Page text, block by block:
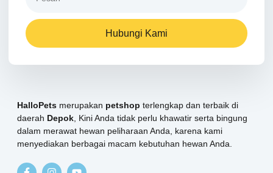
Hubungi Kami
HalloPets merupakan petshop terlengkap dan terbaik di
daerah Depok, Kini Anda tidak perlu khawatir serta bingung
dalam merawat hewan peliharaan Anda, karena kami
menyediakan berbagai macam kebutuhan hewan Anda.